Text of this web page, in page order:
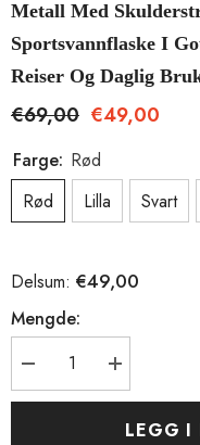
Metall Med
Sportsvannflaske I
Reiser Og Daglig
€69,00 €49,00
Farge: Rød
Rød
Lilla Svart
Delsum: €49,00
Mengde:
Reduser
mengde
for
Øk
mengde
for
OTE
Gourd-
LEGG I